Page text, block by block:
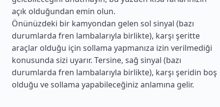
açık olduğundan emin olun.
Önünüzdeki bir kamyondan gelen sol sinyal (bazı
durumlarda fren lambalarıyla birlikte), karşı şeritte
araçlar olduğu için sollama yapmanıza izin verilmediği
konusunda sizi uyarır. Tersine, sağ sinyal (bazı
durumlarda fren lambalarıyla birlikte), karşı şeridin boş
olduğu ve sollama yapabileceğiniz anlamına gelir.